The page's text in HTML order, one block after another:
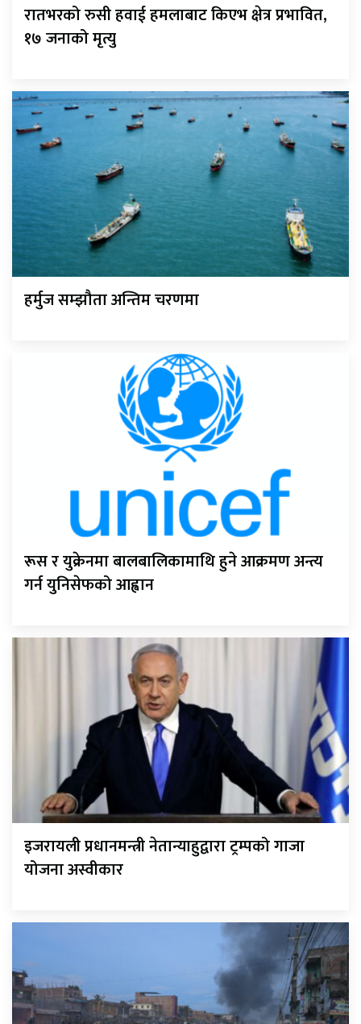
रातभरको रुसी हवाई हमलाबाट किएभ क्षेत्र प्रभावित,
१७ जनाको मृत्यु
हर्मुज सम्झौता अन्तिम चरणमा
रूस र युक्रेनमा बालबालिकामाथि हुने आक्रमण अन्त्य
गर्न युनिसेफको आह्वान
इजरायली प्रधानमन्त्री नेतान्याहुद्वारा ट्रम्पको गाजा
योजना अस्वीकार